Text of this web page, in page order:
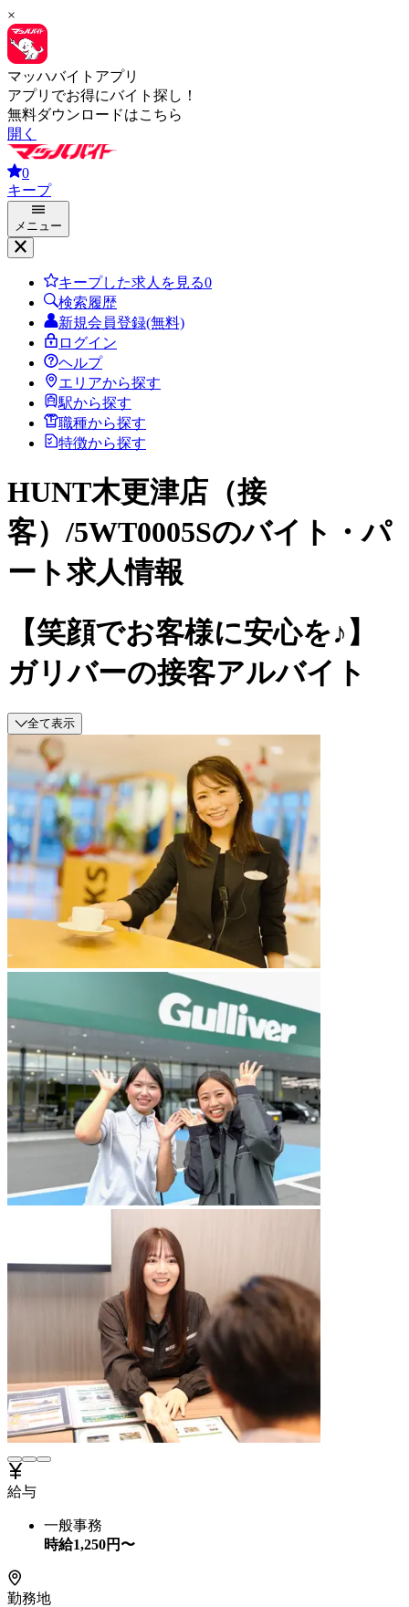
×
マッハバイトアプリ
アプリでお得にバイト探し！
無料ダウンロードはこちら
開く
0
キープ
メニュー
キープした求人を見る0
検索履歴
新規会員登録(無料)
ログイン
ヘルプ
エリアから探す
駅から探す
職種から探す
特徴から探す
HUNT木更津店（接
客）/5WT0005Sのバイト・パ
ート求人情報
【笑顔でお客様に安心を♪】
ガリバーの接客アルバイト
全て表示
給与
一般事務
時給1,250円〜
勤務地